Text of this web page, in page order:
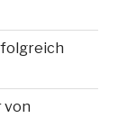
von